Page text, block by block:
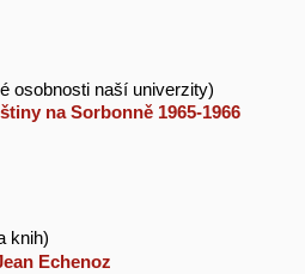
osobnosti naší univerzity)
na Sorbonně 1965-1966
knih)
Echenoz